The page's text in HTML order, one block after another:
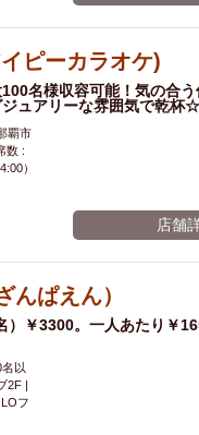
ピーカラオケ)
名様収容可能！気の合う
ュアリーな雰囲気で乾
覇市
数 :
）
店舗
ぱえん）
￥3300。一人あたり￥
以
2F |
フ